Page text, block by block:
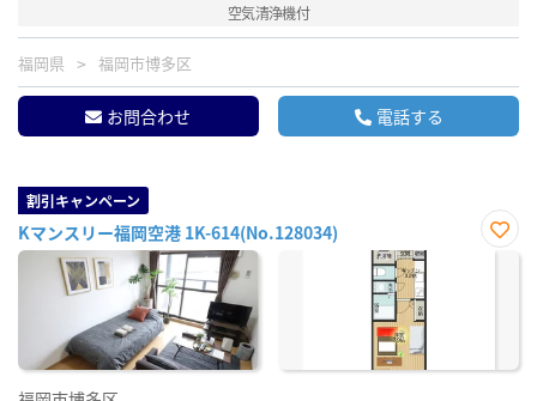
空気清浄機付
福岡県 福岡市博多区
お問合わせ 電話する
割引キャンペーン
Kマンスリー福岡空港 1K-614(No.128034)
お気